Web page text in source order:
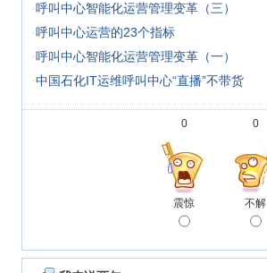
·呼叫中心智能化运营管理变革（三）
·呼叫中心运营的23个指标
·呼叫中心智能化运营管理变革（一）
·中国石化IT运维呼叫中心“直播”不带货
0
震惊
0
不解